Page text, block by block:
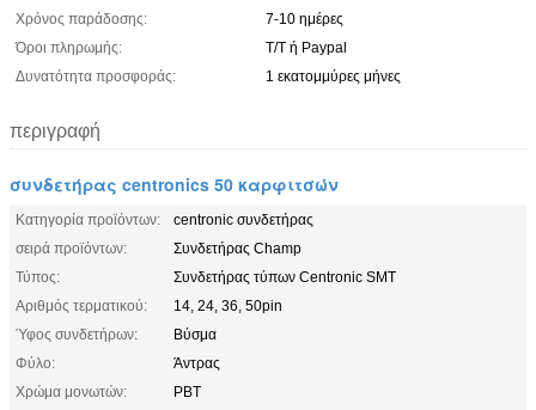
Χρόνος παράδοσης:
7-10 ημέρες
Όροι πληρωμής:
T/T ή Paypal
Δυνατότητα προσφοράς:
1 εκατομμύρες μήνες
περιγραφή
συνδετήρας centronics 50 καρφιτσών
Κατηγορία προϊόντων:
centronic συνδετήρας
σειρά προϊόντων:
Συνδετήρας Champ
Τύπος:
Συνδετήρας τύπων Centronic SMT
Αριθμός τερματικού:
14, 24, 36, 50pin
Ύφος συνδετήρων:
Βύσμα
Φύλο:
Άντρας
Χρώμα μονωτών:
PBT